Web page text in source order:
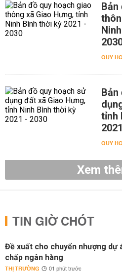
Bản
QUY
Bản
tỉnh
QUY
Xem
TIN GIỜ CHÓT
Đề xuất cho chuyển nhượng dự
chấp ngân hàng
THỊ TRƯỜNG 01 phút trước